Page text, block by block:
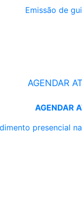
Emissão de
AGENDAR
AGENDAR
presencial